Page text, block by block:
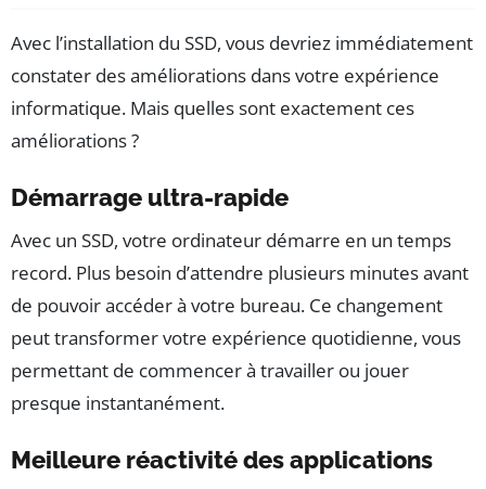
Avec l’installation du SSD, vous devriez immédiatement
constater des améliorations dans votre expérience
informatique. Mais quelles sont exactement ces
améliorations ?
Démarrage ultra-rapide
Avec un SSD, votre ordinateur démarre en un temps
record. Plus besoin d’attendre plusieurs minutes avant
de pouvoir accéder à votre bureau. Ce changement
peut transformer votre expérience quotidienne, vous
permettant de commencer à travailler ou jouer
presque instantanément.
Meilleure réactivité des applications